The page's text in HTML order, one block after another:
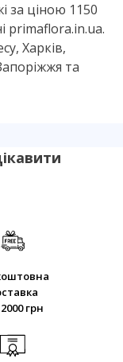
за ціною 1150
primaflora.in.ua.
Харків,
та
грн